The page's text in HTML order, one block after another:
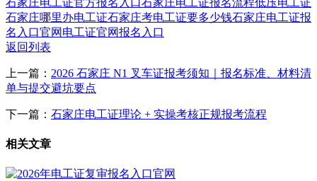
石家庄哪里办电工证石家庄考电工证要多少钱石家庄电工证报
名入口官网 电工证官网报名入口
返回列表
上一篇： 2026 石家庄 N1 叉车证报考须知｜报名标准、材料清
单与提交避坑要点
下一篇： 石家庄电工证理论 + 实操考核正规报考流程
相关文章